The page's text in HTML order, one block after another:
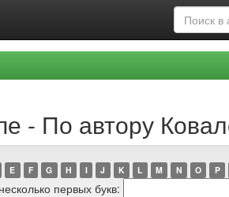
- По автору
E F G H I J K L M N O P
первых букв: